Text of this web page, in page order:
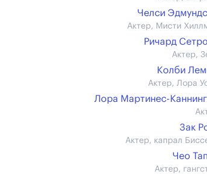
Челси
Актер, Мисти
Ричард
Актер,
Колби
Актер, Лора
Лора Мартинес-
Зак
Актер, капрал
Чео
Актер,